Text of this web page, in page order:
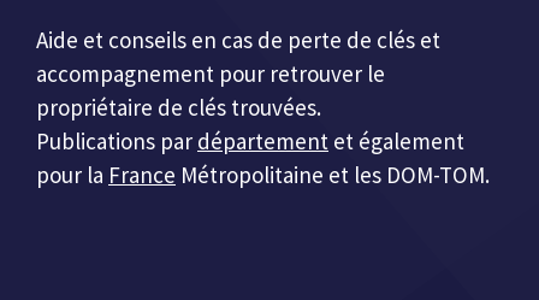
Aide et conseils en cas de perte de clés et
accompagnement pour retrouver le
propriétaire de clés trouvées.
Publications par département et également
pour la France Métropolitaine et les DOM-TOM.